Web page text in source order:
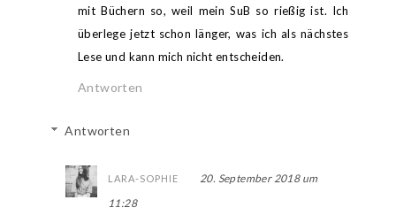
mit Büchern so, weil mein SuB so rießig ist. Ich
überlege jetzt schon länger, was ich als nächstes
Lese und kann mich nicht entscheiden.
Antworten
Antworten
LARA-SOPHIE
20. September 2018 um
11:28